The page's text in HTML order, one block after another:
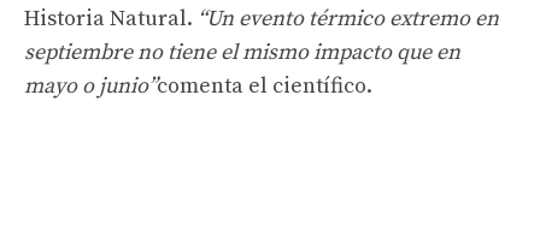
Historia Natural. “Un evento térmico extremo en
septiembre no tiene el mismo impacto que en
mayo o junio”comenta el científico.